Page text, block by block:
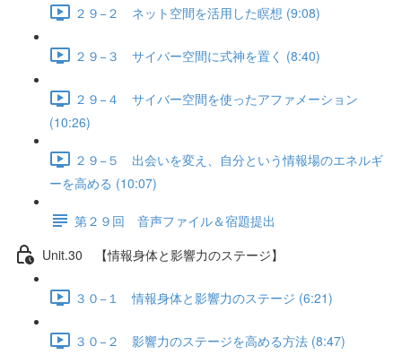
２９−２ ネット空間を活用した瞑想 (9:08)
２９−３ サイバー空間に式神を置く (8:40)
２９−４ サイバー空間を使ったアファメーション
(10:26)
２９−５ 出会いを変え、自分という情報場のエネルギ
ーを高める (10:07)
第２９回 音声ファイル＆宿題提出
Unit.30 【情報身体と影響力のステージ】
３０−１ 情報身体と影響力のステージ (6:21)
３０−２ 影響力のステージを高める方法 (8:47)